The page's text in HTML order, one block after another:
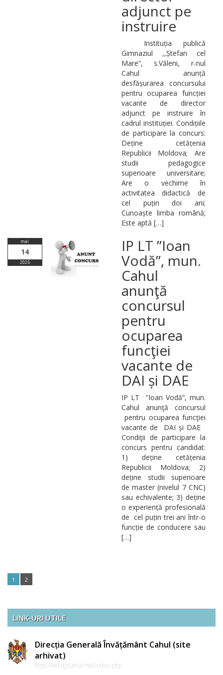
adjunct pe
instruire
Instituția publică
Gimnaziul ,,Ștefan cel
Mare”, s.Văleni, r-nul
Cahul anunță
desfășurarea concursului
pentru ocuparea funcției
vacante de director
adjunct pe instruire în
cadrul instituției. Condițiile
de participare la concurs:
Deține cetățenia
Republicii Moldova; Are
studii pedagogice
superioare universitare;
Are o vechime în
activitatea didactică de
cel puțin doi ani;
Cunoaște limba română;
Este aptă […]
mai
14
2025
IP LT ”Ioan
Vodă”, mun.
Cahul
anunţă
concursul
pentru
ocuparea
funcţiei
vacante de
DAI și DAE
IP LT ”Ioan Vodă”, mun.
Cahul anunţă concursul
pentru ocuparea funcţiei
vacante de DAI și DAE
Condiţii de participare la
concurs pentru candidat:
1) deține cetățenia
Republicii Moldova; 2)
deține studii superioare
de master (nivelul 7 CNC)
sau echivalente; 3) deține
o experiență profesională
de cel puțin trei ani într-o
funcție de conducere sau
[…]
1 2
LINK-URI UTILE
Direcția Generală Învățământ Cahul (site
arhivat)
http://old.dgicahul.md/index.php